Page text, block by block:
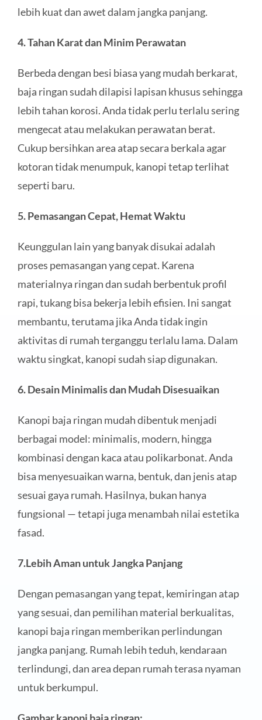
lebih kuat dan awet dalam jangka panjang.
4. Tahan Karat dan Minim Perawatan
Berbeda dengan besi biasa yang mudah berkarat,
baja ringan sudah dilapisi lapisan khusus sehingga
lebih tahan korosi. Anda tidak perlu terlalu sering
mengecat atau melakukan perawatan berat.
Cukup bersihkan area atap secara berkala agar
kotoran tidak menumpuk, kanopi tetap terlihat
seperti baru.
5. Pemasangan Cepat, Hemat Waktu
Keunggulan lain yang banyak disukai adalah
proses pemasangan yang cepat. Karena
materialnya ringan dan sudah berbentuk profil
rapi, tukang bisa bekerja lebih efisien. Ini sangat
membantu, terutama jika Anda tidak ingin
aktivitas di rumah terganggu terlalu lama. Dalam
waktu singkat, kanopi sudah siap digunakan.
6. Desain Minimalis dan Mudah Disesuaikan
Kanopi baja ringan mudah dibentuk menjadi
berbagai model: minimalis, modern, hingga
kombinasi dengan kaca atau polikarbonat. Anda
bisa menyesuaikan warna, bentuk, dan jenis atap
sesuai gaya rumah. Hasilnya, bukan hanya
fungsional — tetapi juga menambah nilai estetika
fasad.
7.Lebih Aman untuk Jangka Panjang
Dengan pemasangan yang tepat, kemiringan atap
yang sesuai, dan pemilihan material berkualitas,
kanopi baja ringan memberikan perlindungan
jangka panjang. Rumah lebih teduh, kendaraan
terlindungi, dan area depan rumah terasa nyaman
untuk berkumpul.
Gambar kanopi baja ringan: